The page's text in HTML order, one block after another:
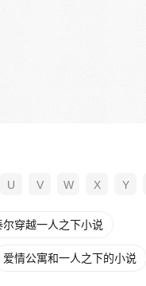
U V W X Y
尔穿越一人之下小说
爱情公寓和一人之下的小说